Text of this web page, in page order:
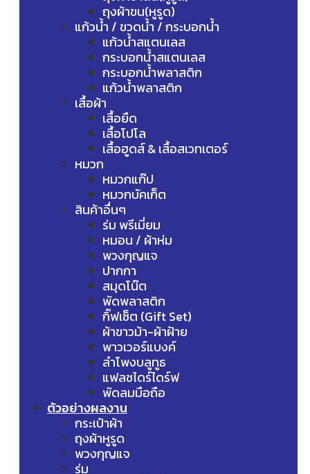
ถุงผ้าขน(หูรูด)
แก้วน้ำ / ขวดน้ำ / กระบอกน้ำ
แก้วน้ำสแตนเลส
กระบอกน้ำสแตนเลส
กระบอกน้ำพลาสติก
แก้วน้ำพลาสติก
เสื้อผ้า
เสื้อยืด
เสื้อโปโล
เสื้อฮูดส์ & เสื้อสเวทเตอร์
หมวก
หมวกแก๊ป
หมวกบัคเก็ต
สินค้าอื่นๆ
ร่ม พรีเมี่ยม
หมอน / ผ้าห่ม
พวงกุญแจ
ปากกา
สมุดโน๊ต
พัดพลาสติก
กิ๊ฟเซ็ต (Gift Set)
ผ้าขาวม้า-ผ้าฝ้าย
พาวเวอร์แบงค์
ลำโพงบลูทูธ
แฟลชไดร์ไดร์ฟ
พัดลมมือถือ
ตัวอย่างผลงาน
กระเป๋าผ้า
ถุงผ้าหูรูด
พวงกุญแจ
ร่ม